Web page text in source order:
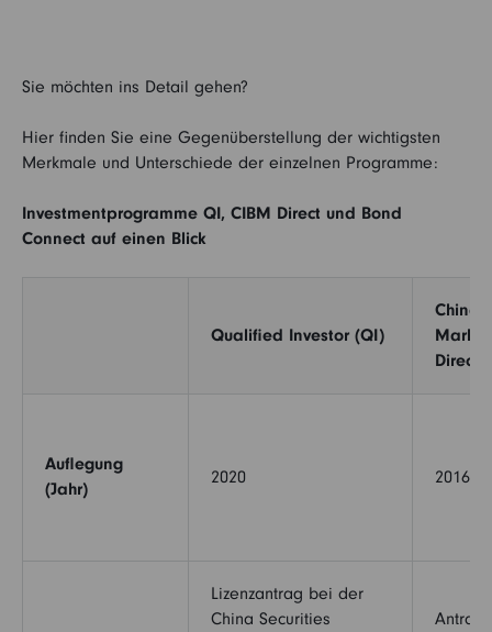
Sie möchten ins Detail gehen?
Hier finden Sie eine Gegenüberstellung der wichtigsten
Merkmale und Unterschiede der einzelnen Programme:
Investmentprogramme QI, CIBM Direct und Bond
Connect auf einen Blick
Qualified Investor (QI)
China
Direct)
Auflegung
(Jahr)
2020 2016
Lizenzantrag bei der
China Securities
Antrag